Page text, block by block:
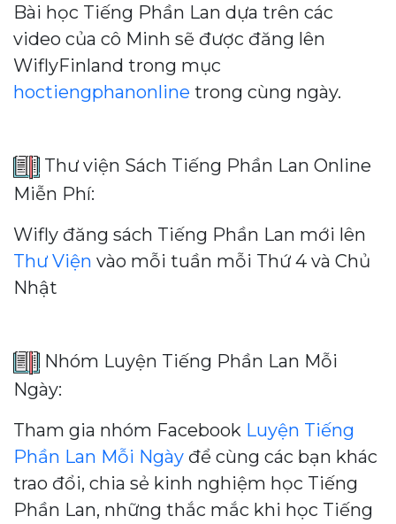
Bài học Tiếng Phần Lan dựa trên các
video của cô Minh sẽ được đăng lên
WiflyFinland trong mục
hoctiengphanonline trong cùng ngày.
Thư viện Sách Tiếng Phần Lan Online
Miễn Phí:
Wifly đăng sách Tiếng Phần Lan mới lên
Thư Viện vào mỗi tuần mỗi Thứ 4 và Chủ
Nhật
Nhóm Luyện Tiếng Phần Lan Mỗi
Ngày:
Tham gia nhóm Facebook Luyện Tiếng
Phần Lan Mỗi Ngày để cùng các bạn khác
trao đổi, chia sẻ kinh nghiệm học Tiếng
Phần Lan, những thắc mắc khi học Tiếng